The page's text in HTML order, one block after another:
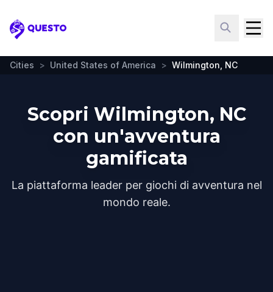
Questo
Cities > United States of America > Wilmington, NC
Scopri Wilmington, NC
con un'avventura
gamificata
La piattaforma leader per giochi di avventura nel
mondo reale.